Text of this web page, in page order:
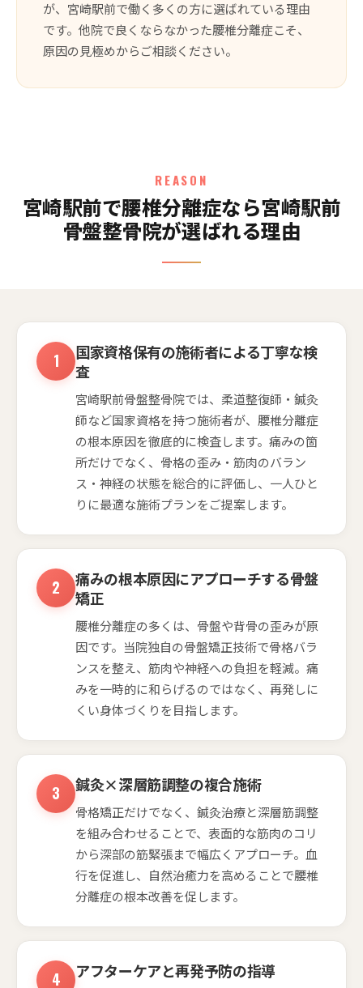
が、宮崎駅前で働く多くの方に選ばれている理由
です。他院で良くならなかった腰椎分離症こそ、
原因の見極めからご相談ください。
REASON
宮崎駅前で腰椎分離症なら宮崎駅前
骨盤整骨院が選ばれる理由
国家資格保有の施術者による丁寧な検
査
宮崎駅前骨盤整骨院では、柔道整復師・鍼灸
師など国家資格を持つ施術者が、腰椎分離症
の根本原因を徹底的に検査します。痛みの箇
所だけでなく、骨格の歪み・筋肉のバラン
ス・神経の状態を総合的に評価し、一人ひと
りに最適な施術プランをご提案します。
痛みの根本原因にアプローチする骨盤
矯正
腰椎分離症の多くは、骨盤や背骨の歪みが原
因です。当院独自の骨盤矯正技術で骨格バラ
ンスを整え、筋肉や神経への負担を軽減。痛
みを一時的に和らげるのではなく、再発しに
くい身体づくりを目指します。
鍼灸×深層筋調整の複合施術
骨格矯正だけでなく、鍼灸治療と深層筋調整
を組み合わせることで、表面的な筋肉のコリ
から深部の筋緊張まで幅広くアプローチ。血
行を促進し、自然治癒力を高めることで腰椎
分離症の根本改善を促します。
アフターケアと再発予防の指導